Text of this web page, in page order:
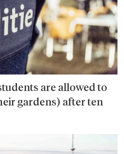
are allowed to
gardens) after ten